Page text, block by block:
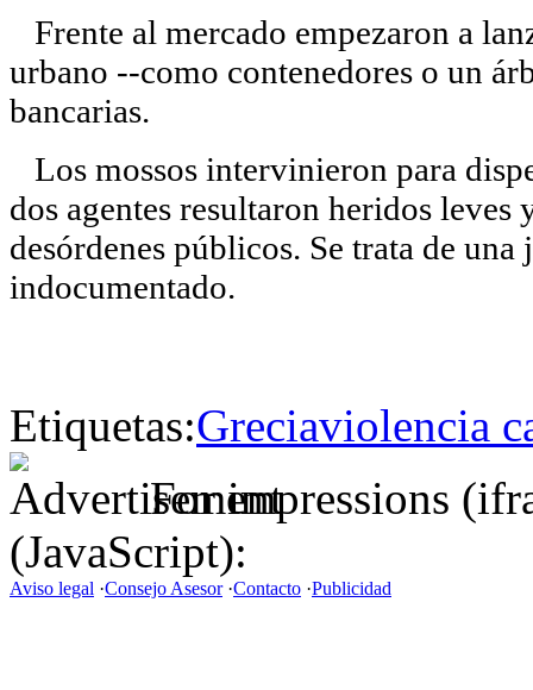
Frente al mercado empezaron a
urbano --como contenedores o un
bancarias.
Los mossos intervinieron para
dos agentes resultaron heridos
desórdenes públicos. Se trata de
indocumentado.
Etiquetas:Greciaviolencia
For impressions
(JavaScript):
Aviso legal ·Consejo Asesor·Contacto ·Publicidad